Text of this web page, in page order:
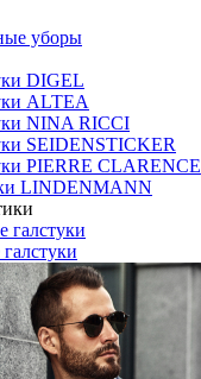
уборы
DIGEL
ALTEA
NINA RICCI
SEIDENSTICKER
PIERRE CLARENCE
LINDENMANN
галстуки